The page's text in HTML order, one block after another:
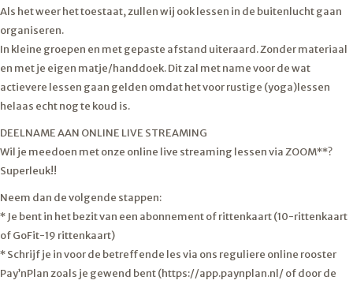
Als het weer het toestaat, zullen wij ook lessen in de buitenlucht gaan
organiseren.
In kleine groepen en met gepaste afstand uiteraard. Zonder materiaal
en met je eigen matje/handdoek. Dit zal met name voor de wat
actievere lessen gaan gelden omdat het voor rustige (yoga)lessen
helaas echt nog te koud is.
DEELNAME AAN ONLINE LIVE STREAMING
Wil je meedoen met onze online live streaming lessen via ZOOM**?
Superleuk!!
Neem dan de volgende stappen:
* Je bent in het bezit van een abonnement of rittenkaart (10-rittenkaart
of GoFit-19 rittenkaart)
* Schrijf je in voor de betreffende les via ons reguliere online rooster
Pay’nPlan zoals je gewend bent (https://app.paynplan.nl/ of door de